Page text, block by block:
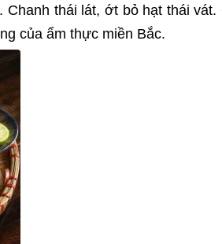
thái lát, ớt bỏ hạt thái vát.
của ẩm thực miền Bắc.